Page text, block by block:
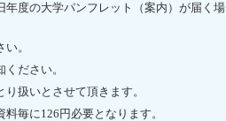
度の大学パンフレット（案内）が届く場
。
ださい。
扱いとさせて頂きます。
毎に126円必要となります。